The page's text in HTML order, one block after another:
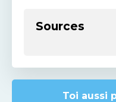
Sources
Toi aussi